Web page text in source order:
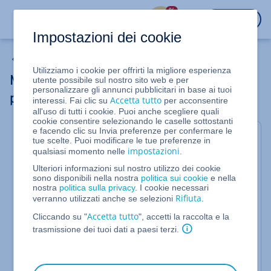
%
Modificare il titolo e la descrizione di una
pagina
Per il Website Builder IONOS e il MyWebsite
Cambia il titolo della pagina e la descrizione per
ogni sottopagina del tuo sito MyWebsite.
Il titolo della pagina iniziale è il testo che appare
nella parte superiore della finestra del browser. Se
un visitatore salva la tua homepage come preferita,
questo è il testo che viene visualizzato.
Impostazioni dei cookie
Utilizziamo i cookie per offrirti la migliore esperienza
utente possibile sul nostro sito web e per
personalizzare gli annunci pubblicitari in base ai tuoi
interessi. Fai clic suAccetta tutto per acconsentire
all'uso di tutti i cookie. Puoi anche scegliere quali
cookie consentire selezionando le caselle sottostanti
e facendo clic su Invia preferenze per confermare le
tue scelte. Puoi modificare le tue preferenze in
qualsiasi momento nelle impostazioni
Ulteriori informazioni sul nostro utilizzo dei cookie
sono disponibili nella nostra politica sui cookie e nella
nostra politica sulla privacy. I cookie necessari
verranno utilizzati anche se selezioni Rifiuta
Cliccando su "Accetta tutto", accetti la raccolta e la
trasmissione dei tuoi dati a paesi terzi.